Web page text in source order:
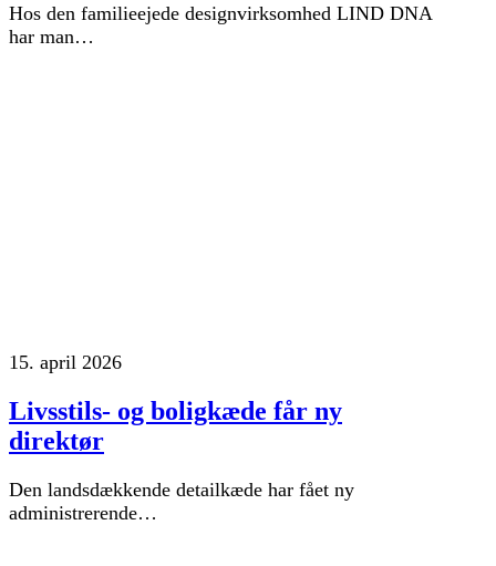
Hos den familieejede designvirksomhed LIND DNA
har man…
15. april 2026
Livsstils- og boligkæde får ny
direktør
Den landsdækkende detailkæde har fået ny
administrerende…